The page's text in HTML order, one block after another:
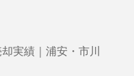
実績｜浦安・市川